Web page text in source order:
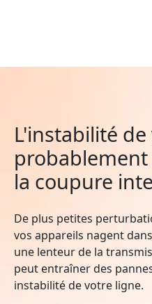
L'instabilité
la coupure
De plus petites
vos appareils nagent
une lenteur de la
peut entraîner des
instabilité de votre ligne.